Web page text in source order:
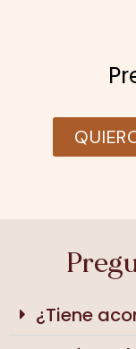
¿Tiene